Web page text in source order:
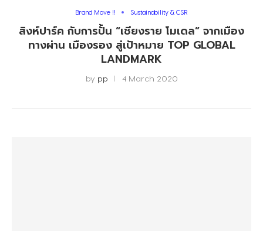
Brand Move !! Sustainability & CSR
สิงห์ปาร์ค ​กับการปั้น “เชียงราย​ โมเดล” จากเมือง
ทางผ่าน เมืองรอง สู่เป้าหมาย TOP GLOBAL
LANDMARK
by pp 4 March 2020